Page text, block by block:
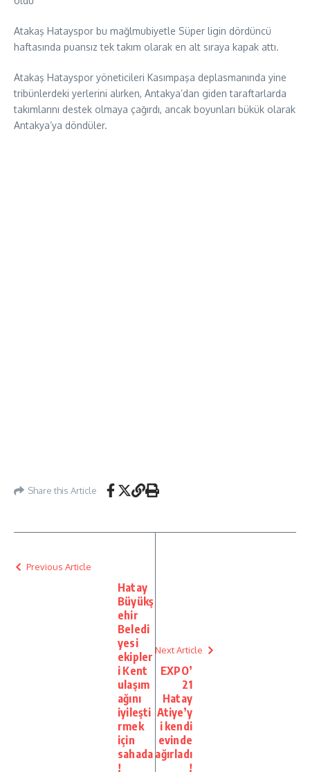
Atakaş Hatayspor bu mağlmubiyetle Süper ligin dördüncü
haftasında puansız tek takım olarak en alt sıraya kapak attı.
Atakaş Hatayspor yöneticileri Kasımpaşa deplasmanında yine
tribünlerdeki yerlerini alırken, Antakya’dan giden taraftarlarda
takımlarını destek olmaya çağırdı, ancak boyunları bükük olarak
Antakya’ya döndüler.
Share this Article
Previous Article
Hatay
Büyükş
ehir
Beledi
yesi
ekipler
i Kent
ulaşım
ağını
iyileşti
rmek
için
sahada
!
Next Article
EXPO’
21
Hatay
Atiye’y
i kendi
evinde
ağırladı
!